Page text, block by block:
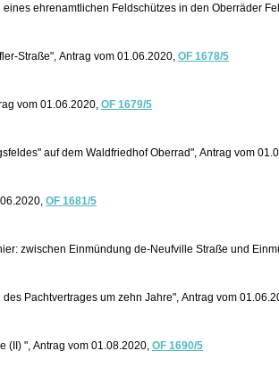
ehrenamtlichen Feldschützes in den Oberräder
Straße", Antrag vom 01.06.2020, OF 1678/5
vom 01.06.2020, OF 1679/5
auf dem Waldfriedhof Oberrad", Antrag vom
OF 1681/5
zwischen Einmündung de-Neufville Straße und
Pachtvertrages um zehn Jahre", Antrag vom
(II) ", Antrag vom 01.08.2020, OF 1690/5